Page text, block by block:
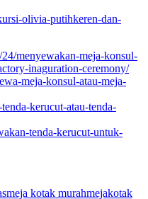
olivia-putihkeren-dan-
menyewakan-meja-konsul-
inaguration-ceremony/
meja-konsul-atau-meja-
kerucut-atau-tenda-
tenda-kerucut-untuk-
meja kotak murahmejakotak